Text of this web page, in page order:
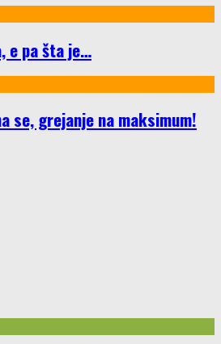
e pa šta je…
se, grejanje na maksimum!